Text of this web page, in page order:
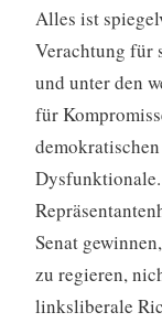
Alles ist
Verachtung für
und unter den
für
Senat
zu regieren,
linksliberale